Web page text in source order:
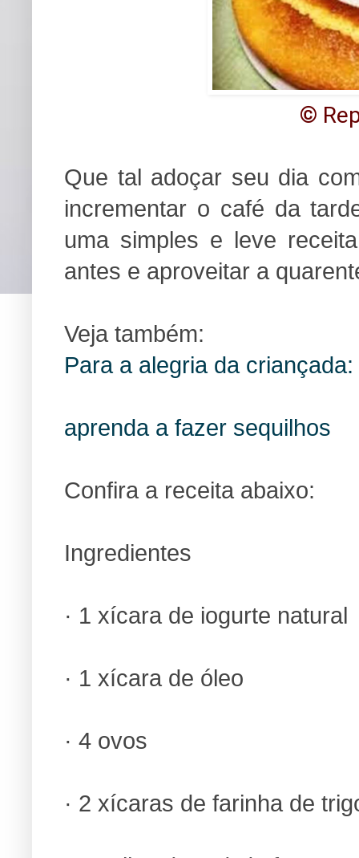
©
Que tal adoçar seu dia
incrementar o café da
uma simples e leve
antes e aproveitar a
Veja também:
Para a alegria da criançada:
aprenda a fazer sequilhos
Confira a receita abaixo:
Ingredientes
· 1 xícara de iogurte natural
· 1 xícara de óleo
· 4 ovos
· 2 xícaras de farinha de